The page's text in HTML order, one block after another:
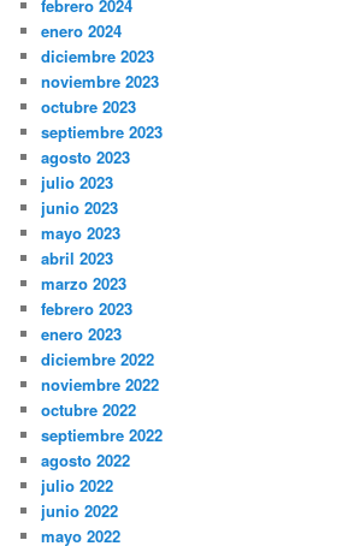
febrero 2024
enero 2024
diciembre 2023
noviembre 2023
octubre 2023
septiembre 2023
agosto 2023
julio 2023
junio 2023
mayo 2023
abril 2023
marzo 2023
febrero 2023
enero 2023
diciembre 2022
noviembre 2022
octubre 2022
septiembre 2022
agosto 2022
julio 2022
junio 2022
mayo 2022